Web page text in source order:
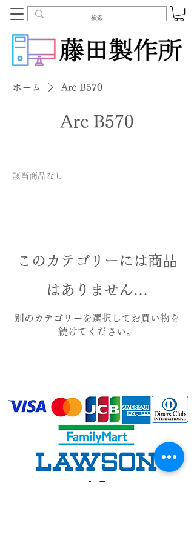
ホーム Arc B570
Arc B570
該当商品なし
このカテゴリーには商品
はありません…
別のカテゴリーを選択してお買い物を
続けてください。